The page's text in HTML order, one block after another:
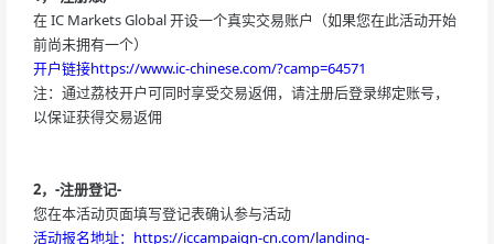
在 IC Markets Global 开设一个真实交易账户（如果您在此活动开始
前尚未拥有一个）
开户链接https://www.ic-chinese.com/?camp=64571
注：通过荔枝开户可同时享受交易返佣，请注册后登录绑定账号，
以保证获得交易返佣
2，-注册登记-
您在本活动页面填写登记表确认参与活动
活动报名地址：https://iccampaign-cn.com/landing-